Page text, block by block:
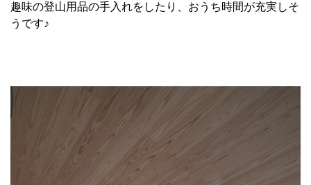
趣味の登山用品の手入れをしたり、おうち時間が充実しそ
うです♪